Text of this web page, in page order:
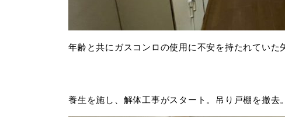
年齢と共にガスコンロの使用に不安を持たれていた
養生を施し、解体工事がスタート。吊り戸棚を撤去。